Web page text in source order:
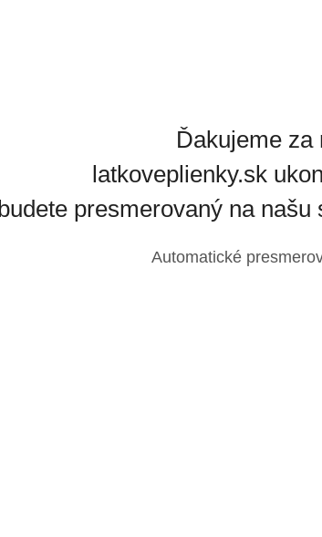
Ďakujeme za
latkoveplienky.sk
budete presmerovaný na našu
Automatické